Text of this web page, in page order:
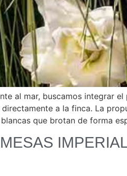
al mar, buscamos integrar
a la finca. La
que brotan de forma